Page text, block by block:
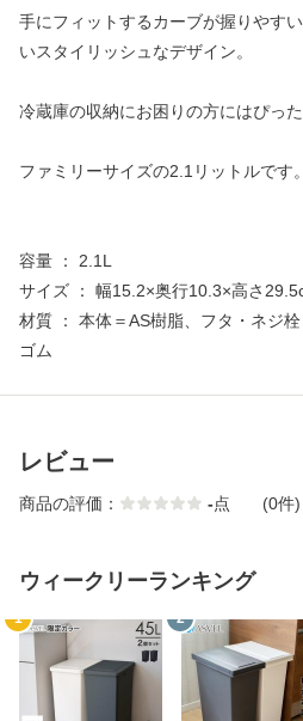
手にフィットするカーブが握りやす
いスタイリッシュなデザイン。
冷蔵庫の収納にお困りの方にはぴった
ファミリーサイズの2.1リットルです。
容量 ： 2.1L
サイズ ： 幅15.2×奥行10.3×高さ
材質 ： 本体＝AS樹脂、フタ・ネジ
ゴム
レビュー
商品の評価： -点 (0件)
ウィークリーランキング
1 2